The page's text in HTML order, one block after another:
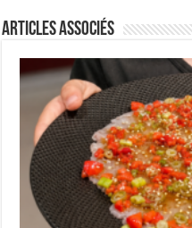
Articles associés